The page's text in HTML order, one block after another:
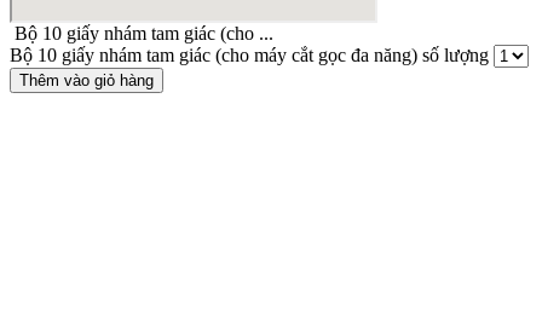
Bộ 10 giấy nhám tam giác (cho ...
Bộ 10 giấy nhám tam giác (cho máy cắt gọc đa năng) số lượng
Thêm vào giỏ hàng